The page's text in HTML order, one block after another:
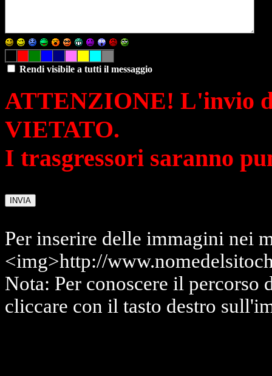
Rendi visibile a tutti il messaggio
ATTENZIONE! L'invio
VIETATO.
I trasgressori saranno
Per inserire delle immagini nei
<img>http://
Nota: Per conoscere il percorso
cliccare con il tasto destro